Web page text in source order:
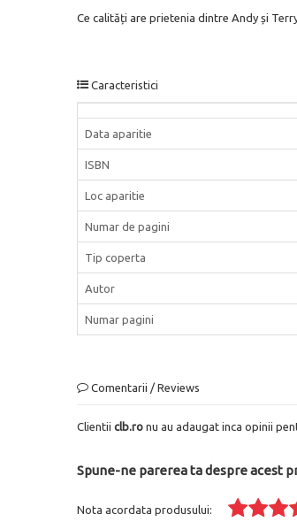
Ce calități are prietenia dintre Andy și
Caracteristici
Data aparitie
ISBN
Loc aparitie
Numar de pagini
Tip coperta
Autor
Numar pagini
Comentarii / Reviews
Clientii clb.ro nu au adaugat inca opinii
Spune-ne parerea ta despre acest
Nota acordata produsului: